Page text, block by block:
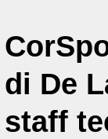
di De
staff